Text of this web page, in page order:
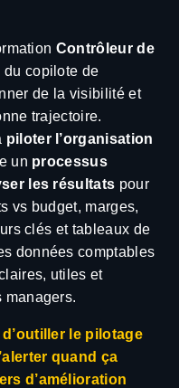
Contrôleur de
du copilote de
de la visibilité et
trajectoire.
piloter l’organisation
un processus
les résultats pour
vs budget, marges,
clés et tableaux de
données comptables
utiles et
managers.
le pilotage
quand ça
d’amélioration